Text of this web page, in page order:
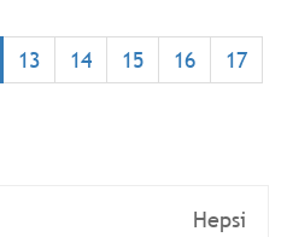
İşçiliğine Karşı Mücadeleye,
Kasım ayında 216, yılın ilk
13 14 15 16
17
Hepsi